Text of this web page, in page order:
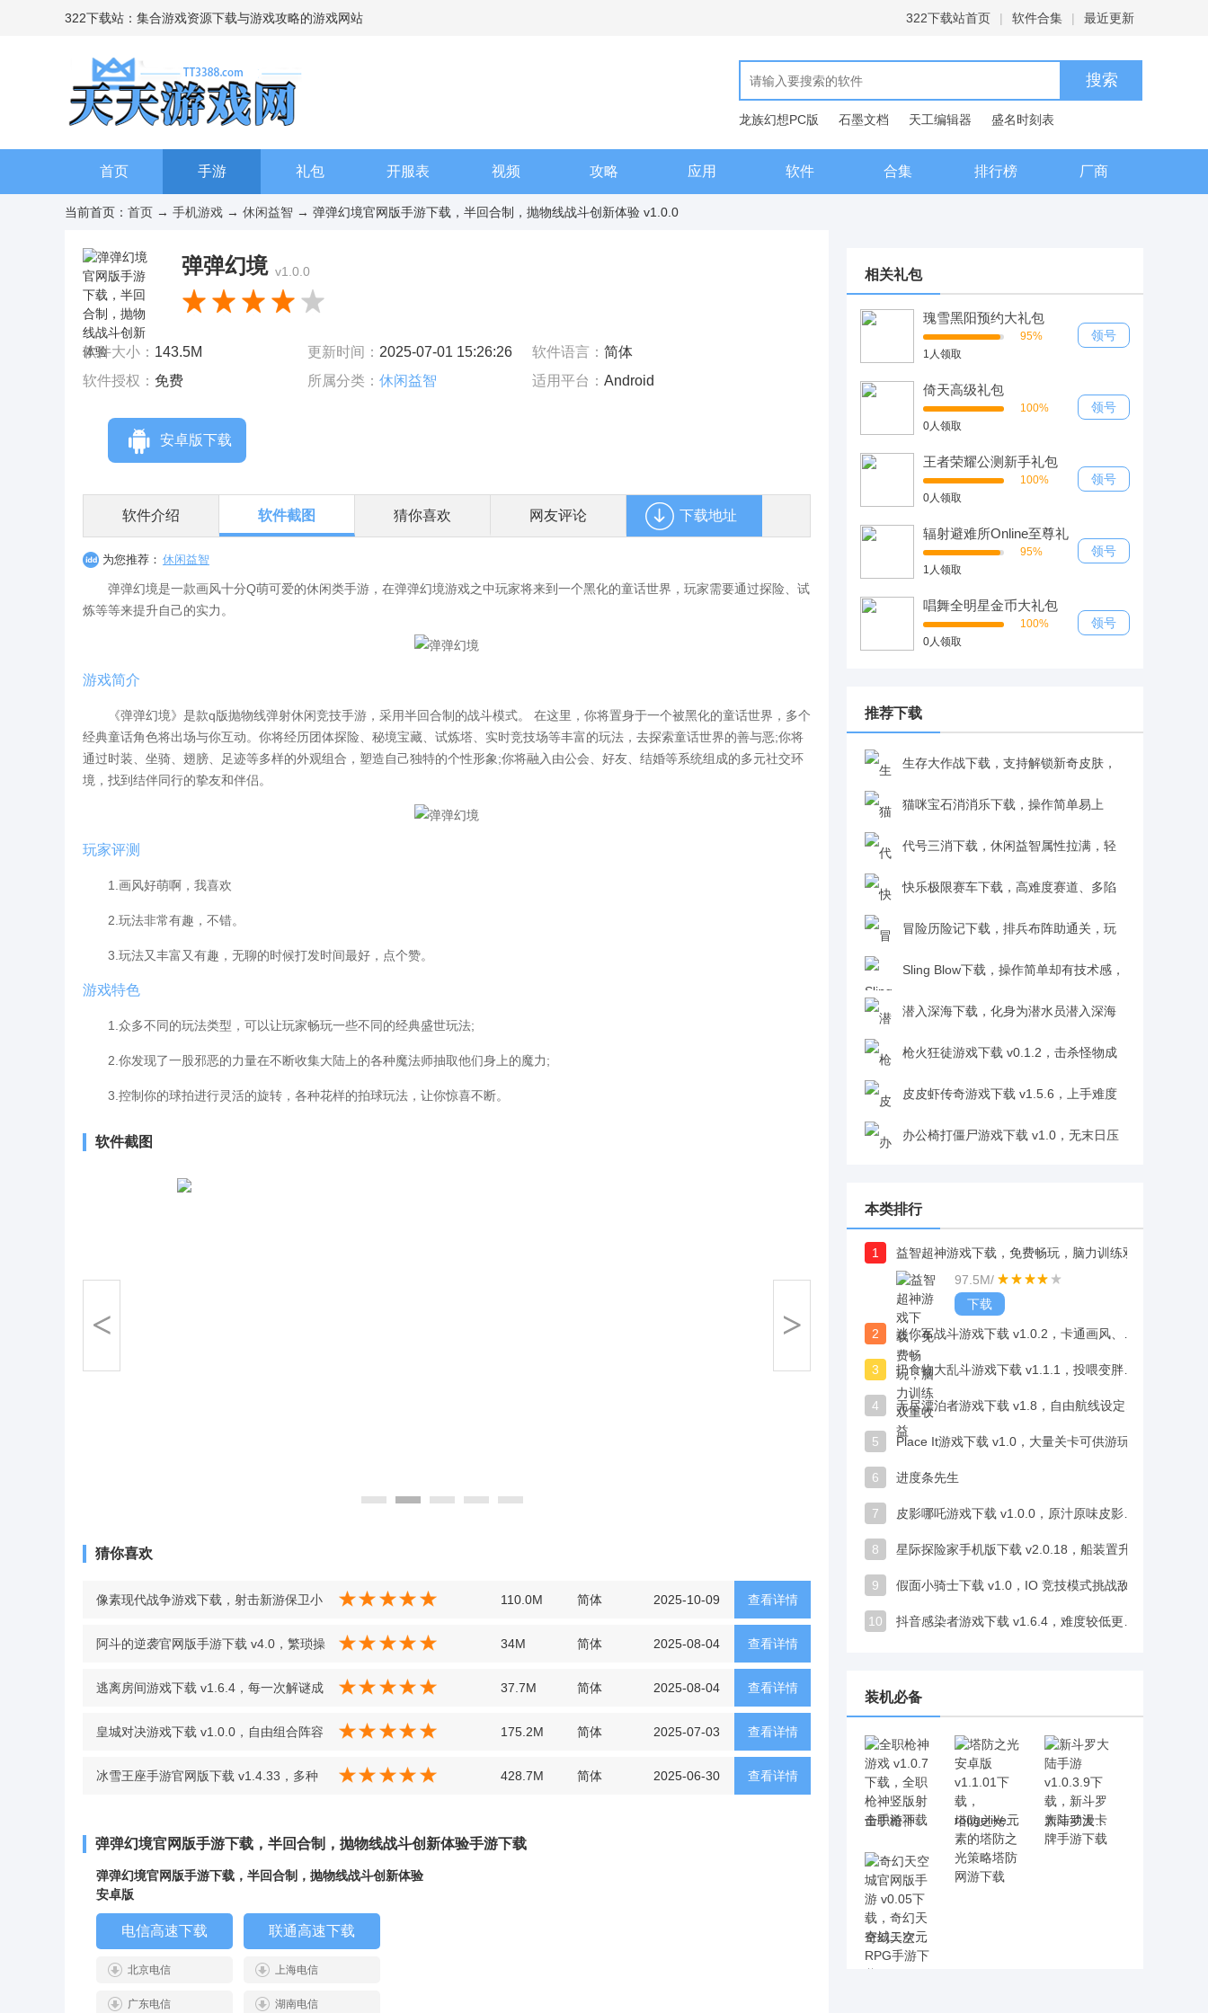
322下载站：集合游戏资源下载与游戏攻略的游戏网站 322下载站首页 | 软件合集 | 最近更新
龙族幻想PC版 石墨文档 天工编辑器
盛名时刻表
现代汉语词典
首页 手游 礼包 开服表 视频 攻略 应用 软件 合集 排行榜 厂商
当前首页： 首页 → 手机游戏 → 休闲益智 → 弹弹幻境官网版手游下载，半回合制，抛物线战斗创新体验 v1.0.0
弹弹幻境 v1.0.0
软件大小： 143.5M 更新时间： 2025-07-01 15:26:26 软件语言： 简体
软件授权： 免费 所属分类： 休闲益智 适用平台： Android
安卓版下载
软件介绍 软件截图 猜你喜欢 网友评论 下载地址
为您推荐： 休闲益智
弹弹幻境是一款画风十分Q萌可爱的休闲类手游，在弹弹幻境游戏之中玩家将来到一个黑化的童话世界，玩家需要通过探险、试
炼等等来提升自己的实力。
游戏简介
《弹弹幻境》是款q版抛物线弹射休闲竞技手游，采用半回合制的战斗模式。 在这里，你将置身于一个被黑化的童话世界，多个
经典童话角色将出场与你互动。你将经历团体探险、秘境宝藏、试炼塔、实时竞技场等丰富的玩法，去探索童话世界的善与恶;你将
通过时装、坐骑、翅膀、足迹等多样的外观组合，塑造自己独特的个性形象;你将融入由公会、好友、结婚等系统组成的多元社交环
境，找到结伴同行的挚友和伴侣。
玩家评测
1.画风好萌啊，我喜欢
2.玩法非常有趣，不错。
3.玩法又丰富又有趣，无聊的时候打发时间最好，点个赞。
游戏特色
1.众多不同的玩法类型，可以让玩家畅玩一些不同的经典盛世玩法;
2.你发现了一股邪恶的力量在不断收集大陆上的各种魔法师抽取他们身上的魔力;
3.控制你的球拍进行灵活的旋转，各种花样的拍球玩法，让你惊喜不断。
软件截图
< >
猜你喜欢
查看详情
像素现代战争游戏下载，射击新游保卫小
镇超燃 v306.1.0.3018 最新版
110.0M 简体 2025-10-09
查看详情
阿斗的逆袭官网版手游下载 v4.0，繁琐操
作自由畅享三国逆袭之旅 v4.0
34M 简体 2025-08-04
查看详情
逃离房间游戏下载 v1.6.4，每一次解谜成
功都收获满满满足感 v1.6.4
37.7M 简体 2025-08-04
查看详情
皇城对决游戏下载 v1.0.0，自由组合阵容
打造专属战术体系 v1.0.0
175.2M 简体 2025-07-03
查看详情
冰雪王座手游官网版下载 v1.4.33，多种
v1.4.33
428.7M 简体 2025-06-30
弹弹幻境官网版手游下载，半回合制，抛物线战斗创新体验手游下载
弹弹幻境官网版手游下载，半回合制，抛物线战斗创新体验
安卓版
电信高速下载 联通高速下载
北京电信 上海电信
广东电信 湖南电信
相关礼包
瑰雪黑阳预约大礼包
95%
1人领取
领号
倚天高级礼包
100%
0人领取
领号
王者荣耀公测新手礼包
100%
0人领取
领号
辐射避难所Online至尊礼
包
95%
1人领取
领号
唱舞全明星金币大礼包
100%
0人领取
领号
推荐下载
生存大作战下载，支持解锁新奇皮肤，
卡通吃鸡体验更有趣v1.0.1
猫咪宝石消消乐下载，操作简单易上
手，无氪金无广告，老少皆宜超良心1.0.0
代号三消下载，休闲益智属性拉满，轻
松体验战斗乐趣，萌系玩家必玩v0.53
快乐极限赛车下载，高难度赛道、多陷
阱，刺激挑战超上头v1.0
冒险历险记下载，排兵布阵助通关，玩
着有简单的快乐v1.0.0
Sling Blow下载，操作简单却有技术感，
老少皆宜超易上手v1.0.1
潜入深海下载，化身为潜水员潜入深海
探秘密，过程需谨慎避危险v1.0.0
枪火狂徒游戏下载 v0.1.2，击杀怪物成
长实力，探索数据世界终极秘密v0.1.2
皮皮虾传奇游戏下载 v1.5.6，上手难度
低，扮演养殖大户养神兽发家v1.5.6
办公椅打僵尸游戏下载 v1.0，无末日压
本类排行
1
97.5M/
下载
2
3
4
5
6 进度条先生
7
8
9
10
装机必备
全职枪神游戏 v1.0.7下载，全职枪神竖版射击手游下载 塔防之光安卓版 v1.1.01下载，rougelike元素的塔防之光策略塔防网游下载 新斗罗大陆手游 v1.0.3.9下载，新斗罗大陆动漫卡牌手游下载
奇幻天空城官网版手游 v0.05下载，奇幻天空城二次元RPG手游下载